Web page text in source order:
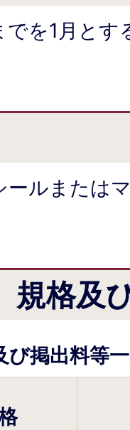
でを1月とす
ールまたは
規格及
び掲出料等